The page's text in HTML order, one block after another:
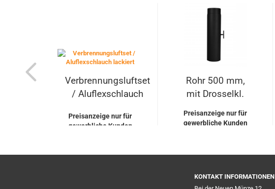
Verbrennungsluftset
/ Aluflexschlauch
Preisanzeige nur für
gewerbliche Kunden
Rohr 500 mm,
mit Drosselkl.
Preisanzeige nur für
gewerbliche Kunden
KONTAKT INFORMATIONEN